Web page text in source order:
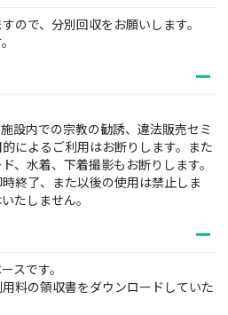
ので、分別回収をお願いします。
設内での宗教の勧誘、違法販売セミ
によるご利用はお断りします。また
、水着、下着撮影もお断りします。
終了、また以後の使用は禁止しま
たしません。
スです。
料の領収書をダウンロードしていた